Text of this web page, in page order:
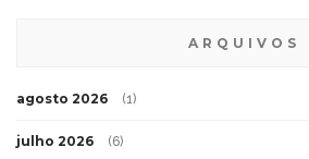
ARQUIVOS
agosto 2026 (1)
julho 2026 (6)